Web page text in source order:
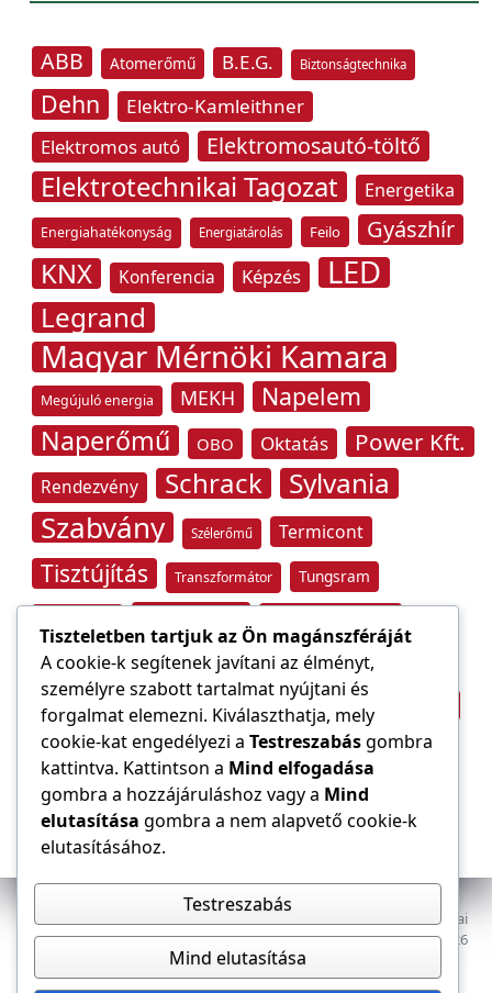
ABB Atomerőmű B.E.G. Biztonságtechnika
Dehn
Elektro-Kamleithner
Elektromos autó
Elektromosautó-töltő
Elektrotechnikai Tagozat Energetika
Energiahatékonyság Energiatárolás Feilo Gyászhír
KNX Konferencia Képzés LED
Legrand
Magyar Mérnöki Kamara
Megújuló energia MEKH Napelem
Naperőmű OBO Oktatás Power Kft.
Rendezvény Schrack Sylvania
Szabvány Szélerőmű Termicont
Tisztújítás Transzformátor Tungsram
Villámvédelem
Világítástechnika Áramfogyasztás
Áramszolgáltató Építőipar átviteli hálózat
Az E-VILLAMOS szaklap a Magyar Mérnöki Kamara Elektrotechnikai
Tagozatának lapja. Minden jog fenntartva, © 2009–2026
Tiszteletben tartjuk az Ön magánszféráját
A cookie-k segítenek javítani az élményt,
személyre szabott tartalmat nyújtani és
forgalmat elemezni. Kiválaszthatja, mely
cookie-kat engedélyezi a Testreszabásgombra
kattintva. Kattintson a Mind elfogadása
gombra a hozzájáruláshoz vagy a Mind
elutasítása gombra a nem alapvető cookie-k
elutasításához.
Testreszabás
Mind elutasítása